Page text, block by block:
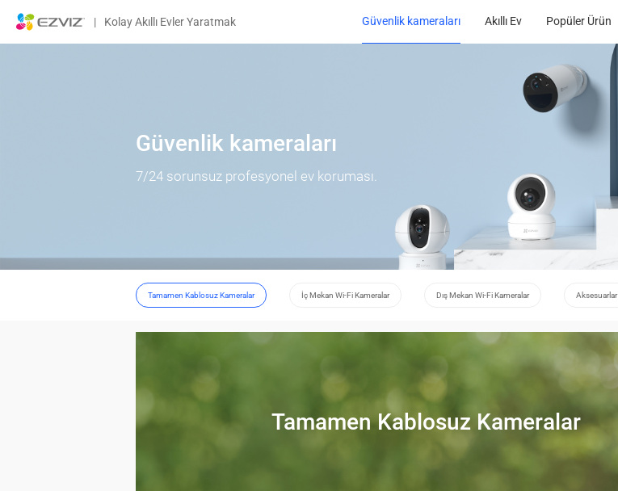
| Kolay Akıllı Evler Yaratmak Güvenlik kameraları Akıllı Ev Popüler Ürün
Güvenlik kameraları
7/24 sorunsuz profesyonel ev koruması.
Tamamen Kablosuz Kameralar İç Mekan Wi-Fi Kameralar Dış Mekan Wi-Fi Kameralar Aksesuarlar
Tamamen Kablosuz Kameralar